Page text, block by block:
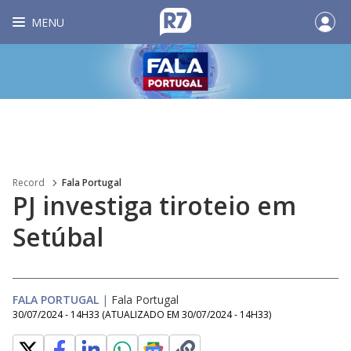
MENU
Record Fala Portugal
PJ investiga tiroteio em
Setúbal
FALA PORTUGAL | Fala Portugal
30/07/2024 - 14H33 (ATUALIZADO EM 30/07/2024 - 14H33)